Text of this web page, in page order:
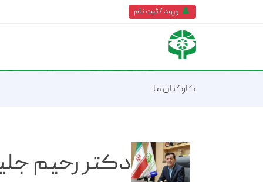
ورود / ثبت نام
کارکنان ما
دکتر رحیم